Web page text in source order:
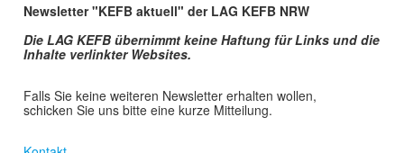
Newsletter "KEFB aktuell" der LAG KEFB NRW
Die LAG KEFB übernimmt keine Haftung für Links und die
Inhalte verlinkter Websites.
Falls Sie keine weiteren Newsletter erhalten wollen,
schicken Sie uns bitte eine kurze Mitteilung.